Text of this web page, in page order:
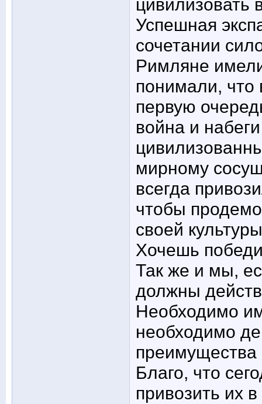
цивилизовать
Успешная
сочетании
Римляне
понимали, что
первую
война и
мирному
всегда
чтобы
своей
Хочешь
Так же и мы,
должны
Необходимо
необходимо
преимущества
Благо, что
привозить их